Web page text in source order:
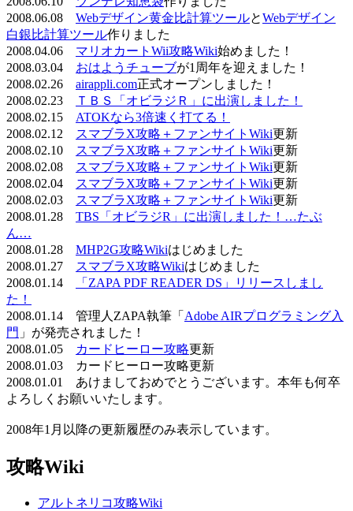
2008.06.08 Webデザイン黄金比計算ツールとWebデザイン
白銀比計算ツール作りました
2008.04.06 マリオカートWii攻略Wiki始めました！
2008.03.04 おはようチューブが1周年を迎えました！
2008.02.26 airappli.com正式オープンしました！
2008.02.23
ＴＢＳ「オビラジＲ」に出演しました！
2008.02.15 ATOKなら3倍速く打てる！
2008.02.12
スマブラX攻略＋ファンサイトWiki更新
2008.02.10
スマブラX攻略＋ファンサイトWiki更新
2008.02.08
スマブラX攻略＋ファンサイトWiki更新
2008.02.04
スマブラX攻略＋ファンサイトWiki更新
2008.02.03
スマブラX攻略＋ファンサイトWiki更新
2008.01.28 TBS「オビラジR」に出演しました！…たぶ
ん…
2008.01.28 MHP2G攻略Wikiはじめました
2008.01.27
スマブラX攻略Wikiはじめました
2008.01.14
「ZAPA PDF READER DS」リリースしまし
た！
2008.01.14 管理人ZAPA執筆「 Adobe AIRプログラミング入
門 」が発売されました！
2008.01.05
カードヒーロー攻略更新
2008.01.03 カードヒーロー攻略更新
2008.01.01 あけましておめでとうございます。本年も何卒
よろしくお願いいたします。
2008年1月以降の更新履歴のみ表示しています。
攻略Wiki
アルトネリコ攻略Wiki